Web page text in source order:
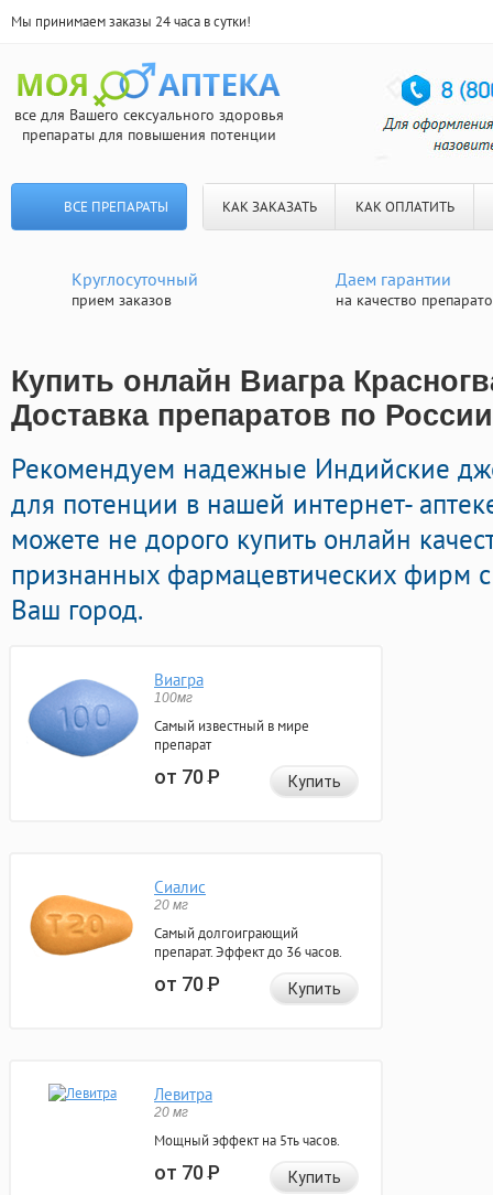
Мы принимаем заказы 24 часа в сутки!
все для Вашего сексуального здоровья
препараты для повышения потенции
ВСЕ ПРЕПАРАТЫ КАК ЗАКАЗАТЬ КАК ОПЛАТИТЬ
Круглосуточный
прием заказов
Даем гарантии
на качество
Купить онлайн Виагра
Доставка препаратов по России
Рекомендуем надежные Индийские
для потенции в нашей интернет-
можете не дорого купить онлайн
признанных фармацевтических фирм с
Ваш город.
Виагра
100мг
Самый известный в мире
препарат
от 70Р Купить
Сиалис
20 мг
Самый долгоиграющий
препарат. Эффект до 36 часов.
от 70Р Купить
Левитра
20 мг
Мощный эффект на 5ть часов.
от 70Р Купить